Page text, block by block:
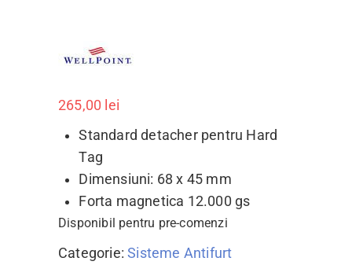
265,00 lei
Standard detacher pentru Hard
Tag
Dimensiuni: 68 x 45 mm
Forta magnetica 12.000 gs
Disponibil pentru pre-comenzi
Categorie:Sisteme Antifurt